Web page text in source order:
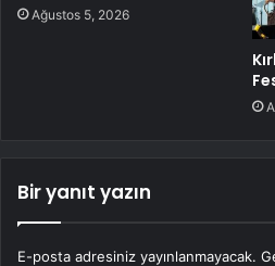
Ağustos 5, 2026
Bir yanıt yazın
E-posta adresiniz yayınlanmayacak.